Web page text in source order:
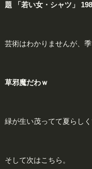
題 「若い女・シャツ」
芸術はわかりませんが、
草邪魔だわｗ
緑が生い茂ってて夏らしく
そして次はこちら。